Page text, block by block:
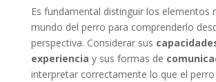
Es fundamental distinguir los elementos
mundo del perro para comprenderlo
perspectiva. Considerar sus
experiencia y sus formas de
interpretar correctamente lo que el